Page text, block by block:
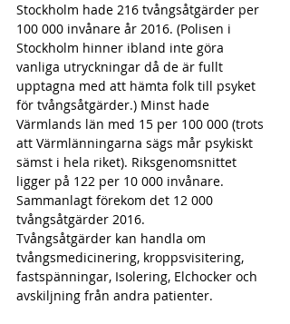
Stockholm hade 216 tvångsåtgärder per
100 000 invånare år 2016. (Polisen i
Stockholm hinner ibland inte göra
vanliga utryckningar då de är fullt
upptagna med att hämta folk till psyket
för tvångsåtgärder.) Minst hade
Värmlands län med 15 per 100 000 (trots
att Värmlänningarna sägs mår psykiskt
sämst i hela riket). Riksgenomsnittet
ligger på 122 per 10 000 invånare.
Sammanlagt förekom det 12 000
tvångsåtgärder 2016.
Tvångsåtgärder kan handla om
tvångsmedicinering, kroppsvisitering,
fastspänningar, Isolering, Elchocker och
avskiljning från andra patienter.